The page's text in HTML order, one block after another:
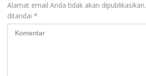
Alamat email Anda tidak akan dipublikasikan.
ditandai *